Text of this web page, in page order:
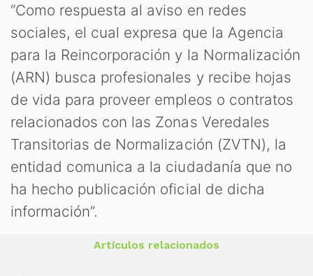
“Como respuesta al aviso en redes
sociales, el cual expresa que la Agencia
para la Reincorporación y la Normalización
(ARN) busca profesionales y recibe hojas
de vida para proveer empleos o contratos
relacionados con las Zonas Veredales
Transitorias de Normalización (ZVTN), la
entidad comunica a la ciudadanía que no
ha hecho publicación oficial de dicha
información”.
Artículos relacionados